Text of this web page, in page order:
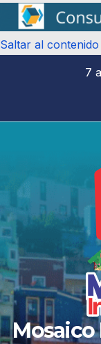
Saltar al contenido
7